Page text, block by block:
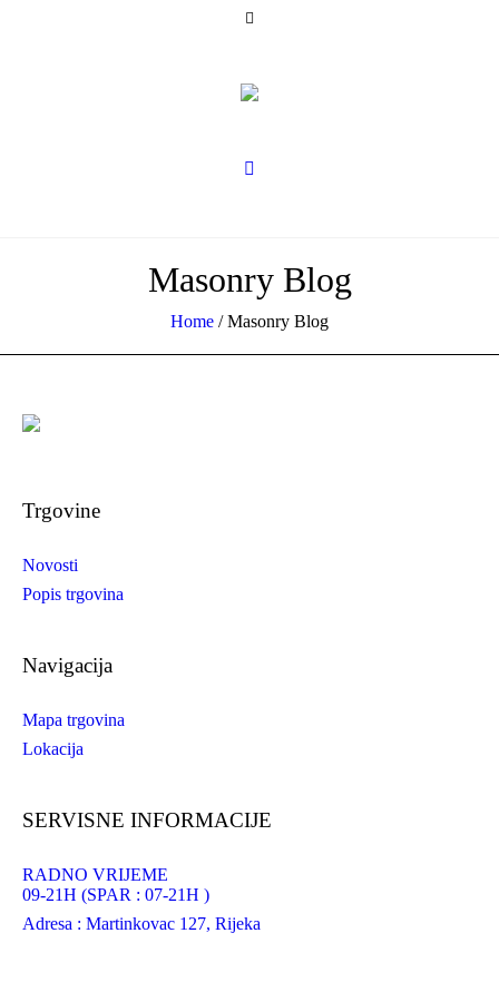
Masonry Blog
Home /Masonry Blog
Trgovine
Novosti
Popis trgovina
Navigacija
Mapa trgovina
Lokacija
SERVISNE INFORMACIJE
RADNO VRIJEME
09-21H (SPAR : 07-21H )
Adresa : Martinkovac 127, Rijeka